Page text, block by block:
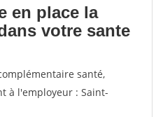
en place la
votre sante
santé,
à l'employeur : Saint-